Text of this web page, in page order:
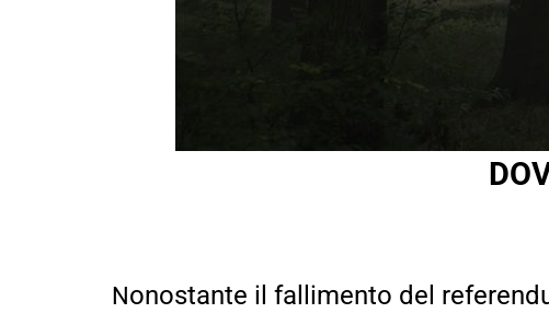
Nonostante il fallimento del